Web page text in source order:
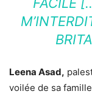
Leena Asad,
voilée de sa